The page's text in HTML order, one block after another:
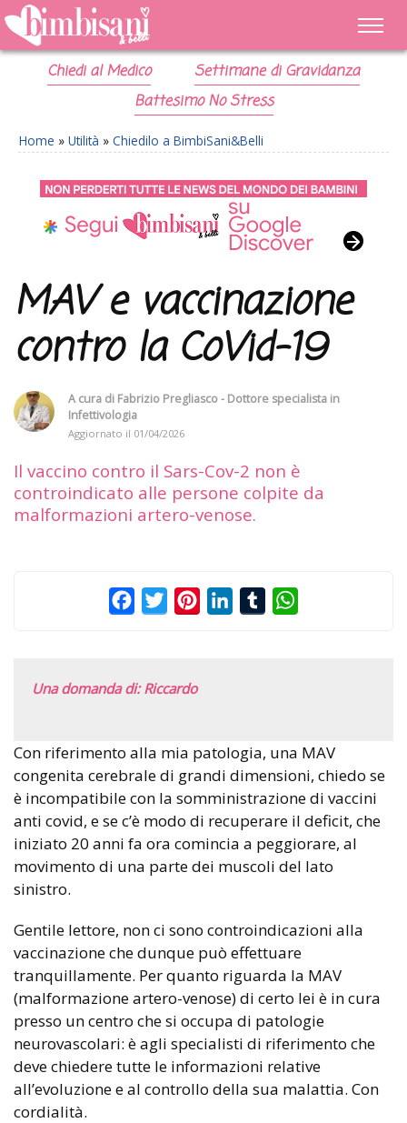
Chiedi al Medico
Settimane di Gravidanza
Battesimo No Stress
Home » Utilità » Chiedilo a BimbiSani&Belli
MAV e vaccinazione
contro la CoVid-19
A cura di Fabrizio Pregliasco - Dottore specialista in
Infettivologia
Aggiornato il 01/04/2026
Il vaccino contro il Sars-Cov-2 non è
controindicato alle persone colpite da
malformazioni artero-venose.
FacebookTwitterPinterestLinkedInTumblr
Una domanda di: Riccardo
Con riferimento alla mia patologia, una MAV
congenita cerebrale di grandi dimensioni, chiedo se
è incompatibile con la somministrazione di vaccini
anti covid, e se c’è modo di recuperare il deficit, che
iniziato 20 anni fa ora comincia a peggiorare, al
movimento di una parte dei muscoli del lato
sinistro.
Gentile lettore, non ci sono controindicazioni alla
vaccinazione che dunque può effettuare
tranquillamente. Per quanto riguarda la MAV
(malformazione artero-venose) di certo lei è in cura
presso un centro che si occupa di patologie
neurovascolari: è agli specialisti di riferimento che
deve chiedere tutte le informazioni relative
all’evoluzione e al controllo della sua malattia. Con
cordialità.